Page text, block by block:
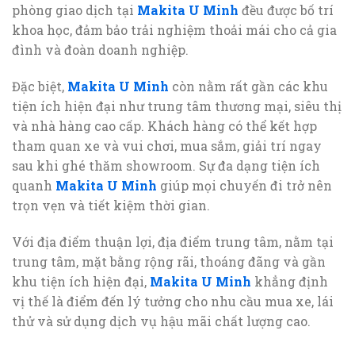
phòng giao dịch tại Makita U Minh đều được bố trí
khoa học, đảm bảo trải nghiệm thoải mái cho cả gia
đình và đoàn doanh nghiệp.
Đặc biệt, Makita U Minh còn nằm rất gần các khu
tiện ích hiện đại như trung tâm thương mại, siêu thị
và nhà hàng cao cấp. Khách hàng có thể kết hợp
tham quan xe và vui chơi, mua sắm, giải trí ngay
sau khi ghé thăm showroom. Sự đa dạng tiện ích
quanh Makita U Minh giúp mọi chuyến đi trở nên
trọn vẹn và tiết kiệm thời gian.
Với địa điểm thuận lợi, địa điểm trung tâm, nằm tại
trung tâm, mặt bằng rộng rãi, thoáng đãng và gần
khu tiện ích hiện đại, Makita U Minh khẳng định
vị thế là điểm đến lý tưởng cho nhu cầu mua xe, lái
thử và sử dụng dịch vụ hậu mãi chất lượng cao.